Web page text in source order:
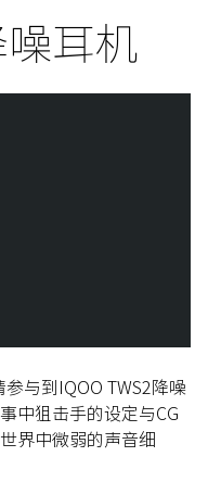
噪耳机
与到IQOO TWS2降噪
中狙击手的设定与CG
界中微弱的声音细